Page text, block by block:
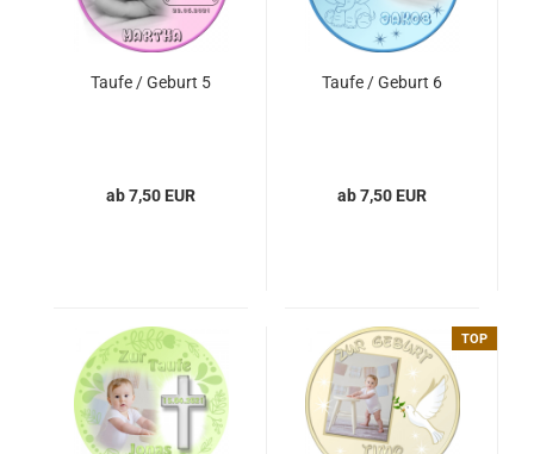
Taufe / Geburt 5
ab 7,50 EUR
Taufe / Geburt 6
ab 7,50 EUR
TOP